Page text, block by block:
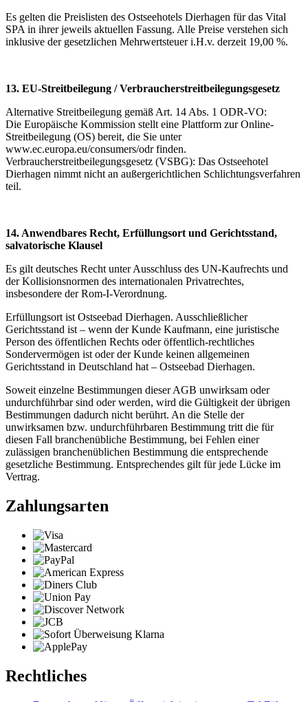
Es gelten die Preislisten des Ostseehotels Dierhagen für das Vital
SPA in ihrer jeweils aktuellen Fassung. Alle Preise verstehen sich
inklusive der gesetzlichen Mehrwertsteuer i.H.v. derzeit 19,00 %.
13. EU-Streitbeilegung / Verbraucherstreitbeilegungsgesetz
Alternative Streitbeilegung gemäß Art. 14 Abs. 1 ODR-VO:
Die Europäische Kommission stellt eine Plattform zur Online-
Streitbeilegung (OS) bereit, die Sie unter
www.ec.europa.eu/consumers/odr finden.
Verbraucherstreitbeilegungsgesetz (VSBG): Das Ostseehotel
Dierhagen nimmt nicht an außergerichtlichen Schlichtungsverfahren
teil.
14. Anwendbares Recht, Erfüllungsort und Gerichtsstand,
salvatorische Klausel
Es gilt deutsches Recht unter Ausschluss des UN-Kaufrechts und
der Kollisionsnormen des internationalen Privatrechtes,
insbesondere der Rom-I-Verordnung.
Erfüllungsort ist Ostseebad Dierhagen. Ausschließlicher
Gerichtsstand ist – wenn der Kunde Kaufmann, eine juristische
Person des öffentlichen Rechts oder öffentlich-rechtliches
Sondervermögen ist oder der Kunde keinen allgemeinen
Gerichtsstand in Deutschland hat – Ostseebad Dierhagen.
Soweit einzelne Bestimmungen dieser AGB unwirksam oder
undurchführbar sind oder werden, wird die Gültigkeit der übrigen
Bestimmungen dadurch nicht berührt. An die Stelle der
unwirksamen bzw. undurchführbaren Bestimmung tritt die für
diesen Fall branchenübliche Bestimmung, bei Fehlen einer
zulässigen branchenüblichen Bestimmung die entsprechende
gesetzliche Bestimmung. Entsprechendes gilt für jede Lücke im
Vertrag.
Zahlungsarten
Rechtliches